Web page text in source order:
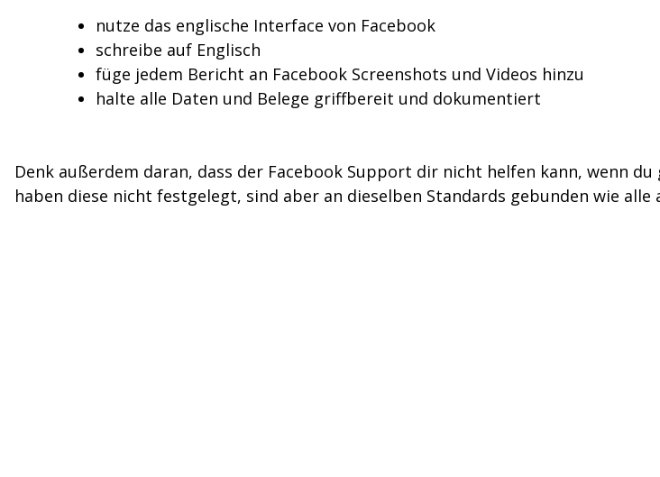
nutze das englische Interface von Facebook
schreibe auf Englisch
füge jedem Bericht an Facebook Screenshots und Videos hinzu
halte alle Daten und Belege griffbereit und dokumentiert
Denk außerdem daran, dass der Facebook Support dir nicht helfen kann, wenn
haben diese nicht festgelegt, sind aber an dieselben Standards gebunden wie alle